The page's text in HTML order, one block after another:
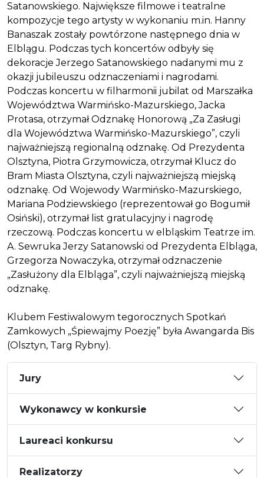
Satanowskiego. Największe filmowe i teatralne
kompozycje tego artysty w wykonaniu m.in. Hanny
Banaszak zostały powtórzone następnego dnia w
Elblągu. Podczas tych koncertów odbyły się
dekoracje Jerzego Satanowskiego nadanymi mu z
okazji jubileuszu odznaczeniami i nagrodami.
Podczas koncertu w filharmonii jubilat od Marszałka
Województwa Warmińsko-Mazurskiego, Jacka
Protasa, otrzymał Odznakę Honorową „Za Zasługi
dla Województwa Warmińsko-Mazurskiego”, czyli
najważniejszą regionalną odznakę. Od Prezydenta
Olsztyna, Piotra Grzymowicza, otrzymał Klucz do
Bram Miasta Olsztyna, czyli najważniejszą miejską
odznakę. Od Wojewody Warmińsko-Mazurskiego,
Mariana Podziewskiego (reprezentował go Bogumił
Osiński), otrzymał list gratulacyjny i nagrodę
rzeczową. Podczas koncertu w elbląskim Teatrze im.
A. Sewruka Jerzy Satanowski od Prezydenta Elbląga,
Grzegorza Nowaczyka, otrzymał odznaczenie
„Zasłużony dla Elbląga”, czyli najważniejszą miejską
odznakę.
Klubem Festiwalowym tegorocznych Spotkań
Zamkowych „Śpiewajmy Poezję” była Awangarda Bis
(Olsztyn, Targ Rybny).
Jury
Wykonawcy w konkursie
Laureaci konkursu
Realizatorzy